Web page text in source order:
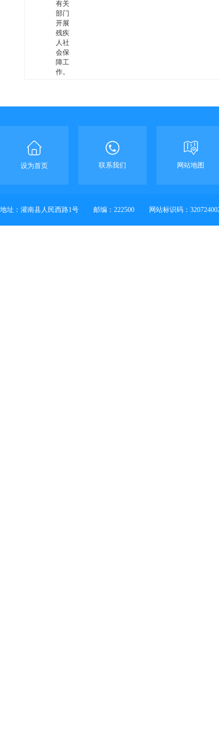
有关
部门
开展
残疾
人社
会保
障工
作。
设为首页 联系我们 网站地图
地址：灌南县人民西路1号 邮编：222500 网站标识码：